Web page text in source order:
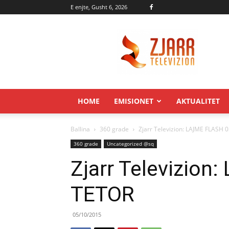
E enjte, Gusht 6, 2026
HOME EMISIONET AKTUALITET
Ballina 360 grade Zjarr Televizion: LAJME FLASH
360 grade Uncategorized @sq
Zjarr Televizion:
TETOR
05/10/2015